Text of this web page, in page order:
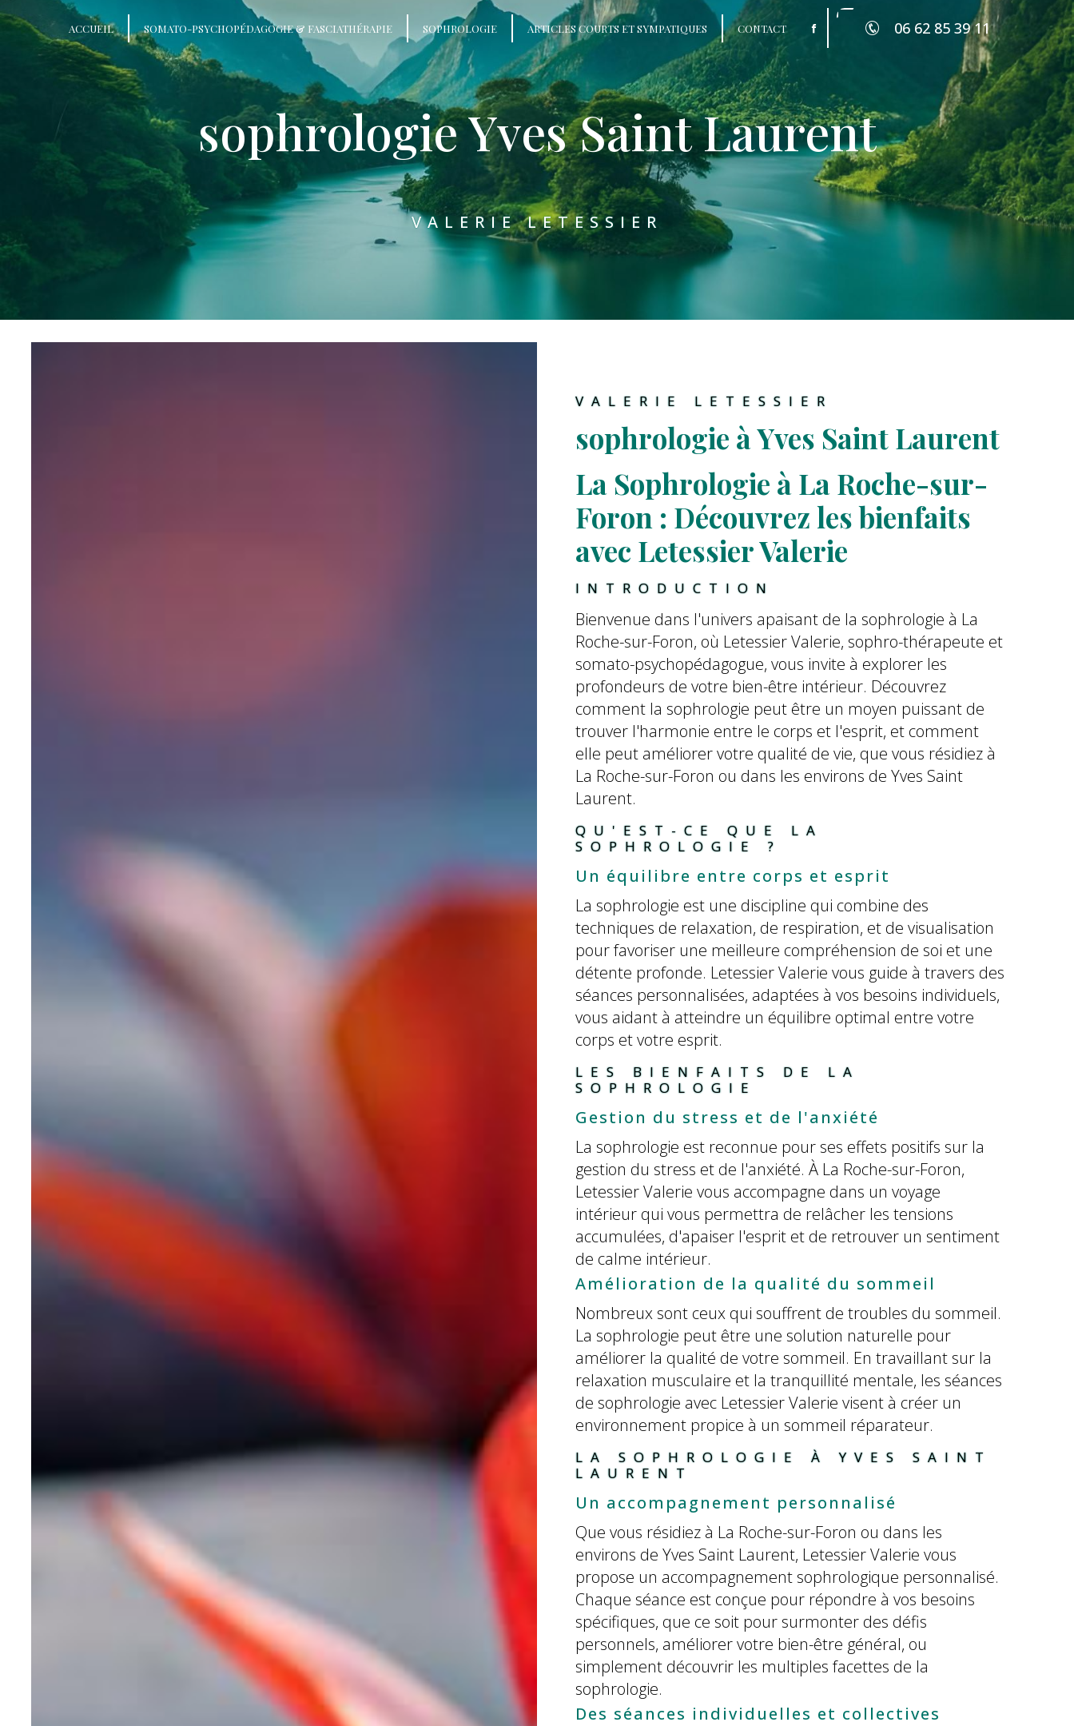
ACCUEIL SOMATO-PSYCHOPÉDAGOGIE & FASCIATHÉRAPIE SOPHROLOGIE ARTICLES COURTS ET SYMPATIQUES CONTACT 06 62 85 39 11
sophrologie Yves Saint Laurent
VALERIE LETESSIER
VALERIE LETESSIER
sophrologie à Yves Saint Laurent
La Sophrologie à La Roche-sur-
Foron : Découvrez les bienfaits
avec Letessier Valerie
INTRODUCTION
Bienvenue dans l'univers apaisant de la sophrologie à La
Roche-sur-Foron, où Letessier Valerie, sophro-thérapeute et
somato-psychopédagogue, vous invite à explorer les
profondeurs de votre bien-être intérieur. Découvrez
comment la sophrologie peut être un moyen puissant de
trouver l'harmonie entre le corps et l'esprit, et comment
elle peut améliorer votre qualité de vie, que vous résidiez à
La Roche-sur-Foron ou dans les environs de Yves Saint
Laurent.
QU'EST-CE QUE LA
SOPHROLOGIE ?
Un équilibre entre corps et esprit
La sophrologie est une discipline qui combine des
techniques de relaxation, de respiration, et de visualisation
pour favoriser une meilleure compréhension de soi et une
détente profonde. Letessier Valerie vous guide à travers des
séances personnalisées, adaptées à vos besoins individuels,
vous aidant à atteindre un équilibre optimal entre votre
corps et votre esprit.
LES BIENFAITS DE LA
SOPHROLOGIE
Gestion du stress et de l'anxiété
La sophrologie est reconnue pour ses effets positifs sur la
gestion du stress et de l'anxiété. À La Roche-sur-Foron,
Letessier Valerie vous accompagne dans un voyage
intérieur qui vous permettra de relâcher les tensions
accumulées, d'apaiser l'esprit et de retrouver un sentiment
de calme intérieur.
Amélioration de la qualité du sommeil
Nombreux sont ceux qui souffrent de troubles du sommeil.
La sophrologie peut être une solution naturelle pour
améliorer la qualité de votre sommeil. En travaillant sur la
relaxation musculaire et la tranquillité mentale, les séances
de sophrologie avec Letessier Valerie visent à créer un
environnement propice à un sommeil réparateur.
LA SOPHROLOGIE À YVES SAINT
LAURENT
Un accompagnement personnalisé
Que vous résidiez à La Roche-sur-Foron ou dans les
environs de Yves Saint Laurent, Letessier Valerie vous
propose un accompagnement sophrologique personnalisé.
Chaque séance est conçue pour répondre à vos besoins
spécifiques, que ce soit pour surmonter des défis
personnels, améliorer votre bien-être général, ou
simplement découvrir les multiples facettes de la
sophrologie.
Des séances individuelles et collectives
Panneau de gestion des cookies